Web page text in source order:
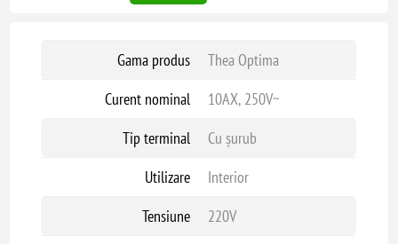
Gama produs
Thea Optima
Curent nominal
10AX, 250V~
Tip terminal
Cu șurub
Utilizare
Interior
Tensiune
220V